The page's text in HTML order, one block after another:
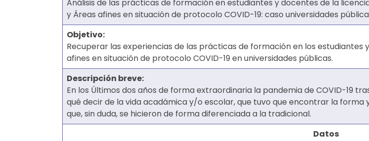
Análisis de las prácticas de formación en estudiantes y docentes de la
y Áreas afines en situación de protocolo COVID-19: caso universidades
Objetivo:
Recuperar las experiencias de las prácticas de formación en los
afines en situación de protocolo COVID-19 en universidades públicas.
Descripción breve:
En los Últimos dos años de forma extraordinaria la pandemia de COVID-19
qué decir de la vida acadámica y/o escolar, que tuvo que encontrar la
que, sin duda, se hicieron de forma diferenciada a la tradicional.
Datos